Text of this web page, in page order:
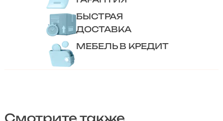
БЫСТРАЯ
ДОСТАВКА
МЕБЕЛЬ В КРЕДИТ